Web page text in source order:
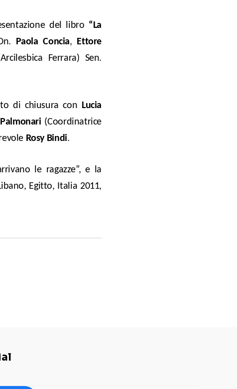
del libro “La
Paola Concia,
Ettore
Ferrara) Sen.
di chiusura con Lucia
(Coordinatrice
Rosy Bindi.
le ragazze”, e la
Egitto, Italia 2011,